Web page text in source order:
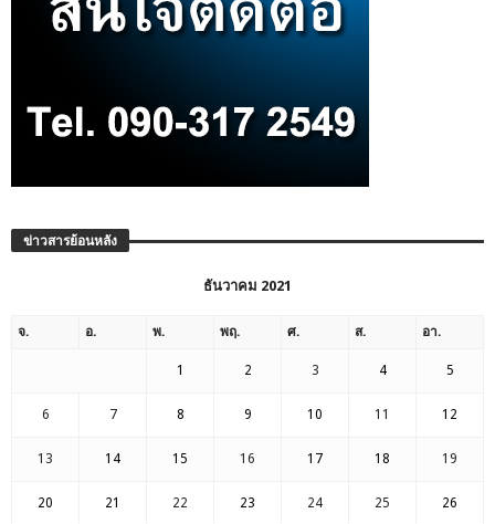
ข่าวสารย้อนหลัง
ธันวาคม 2021
จ. อ. พ. พฤ. ศ. ส. อา.
1 2 3 4 5
6 7 8 9 10 11 12
13 14 15 16 17 18 19
20 21 22 23 24 25 26